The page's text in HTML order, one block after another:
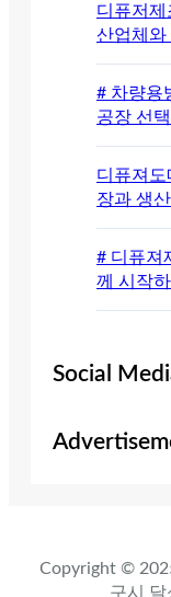
디퓨저제
산업체와
# 차량용
공장 선
디퓨져도
장과 생
# 디퓨져
께 시작
Social
Copyright ©
구시